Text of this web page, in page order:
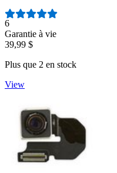
Nombre d'avis :
6
Garantie à vie
39,99 $
Plus que 2 en stock
View